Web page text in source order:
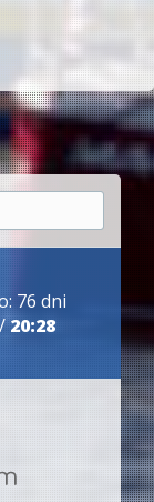
76 dni
/20:28